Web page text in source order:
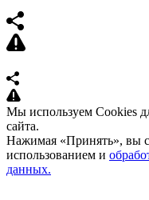
Мы используем Cookies
сайта.
Нажимая «Принять», вы
использованием и
данных.